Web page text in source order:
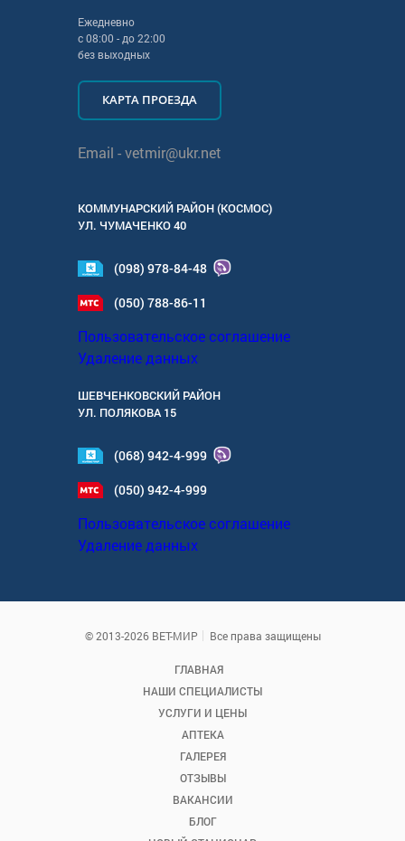
Ежедневно
с08:00 - до22:00
без выходных
КАРТА ПРОЕЗДА
Email -vetmir@ukr.net
КОММУНАРСКИЙ РАЙОН (КОСМОС)
УЛ. ЧУМАЧЕНКО 40
(098) 978-84-48
(050) 788-86-11
Пользовательское соглашение
Удаление данных
ШЕВЧЕНКОВСКИЙ РАЙОН
УЛ. ПОЛЯКОВА 15
(068) 942-4-999
(050) 942-4-999
Пользовательское соглашение
Удаление данных
© 2013-2026 ВЕТ-МИР Все права защищены
ГЛАВНАЯ
НАШИ СПЕЦИАЛИСТЫ
УСЛУГИ И ЦЕНЫ
АПТЕКА
ГАЛЕРЕЯ
ОТЗЫВЫ
ВАКАНСИИ
БЛОГ